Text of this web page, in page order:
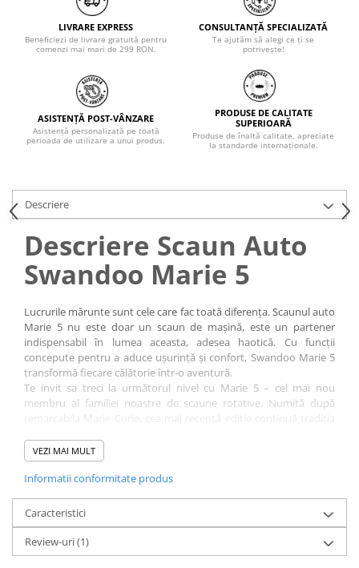
LIVRARE EXPRESS
Beneficiezi de livrare gratuită pentru
comenzi mai mari de 299 RON.
CONSULTANȚĂ SPECIALIZATĂ
Te ajutăm să alegi ce ți se
potrivește!
ASISTENȚĂ POST-VÂNZARE
Asistență personalizată pe toată
perioada de utilizare a unui produs.
PRODUSE DE CALITATE
SUPERIOARĂ
Produse de înaltă calitate, apreciate
la standarde internaționale.
Descriere
Descriere Scaun Auto
Swandoo Marie 5
Lucrurile mărunte sunt cele care fac toată diferența. Scaunul auto
Marie 5 nu este doar un scaun de mașină, este un partener
indispensabil în lumea aceasta, adesea haotică. Cu funcții
concepute pentru a aduce ușurință și confort, Swandoo Marie 5
transformă fiecare călătorie într-o aventură.
Te invit sa treci la următorul nivel cu Marie 5 – cel mai nou
membru al familiei noastre de scaune rotative. Numită după
remarcabila Marie Curie, cea mai recentă ediție continuă tradiția
funcții care sunt concepute pentru a vă ușura viața.
Sistem de prindere a
centurilor în 5 puncte mai
intuitiv ca niciodată.
VEZI MAI MULT
Informatii conformitate produs
Caracteristici
Review-uri(1)